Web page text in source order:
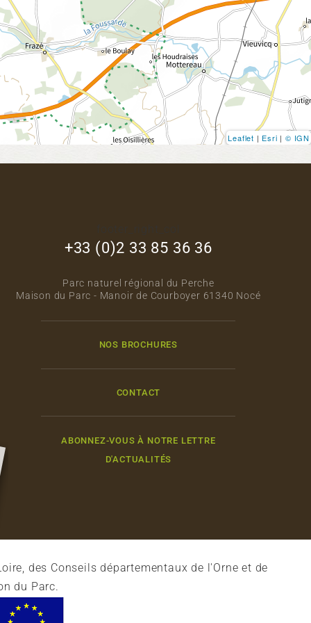
Leaflet | Esri | © IGN
+33 (0)2 33 85 36 36
Parc naturel régional du Perche
Maison du Parc - Manoir de Courboyer 61340 Nocé
NOS BROCHURES
CONTACT
ABONNEZ-VOUS À NOTRE LETTRE
D'ACTUALITÉS
des Conseils départementaux de l'Orne et de
du Parc.